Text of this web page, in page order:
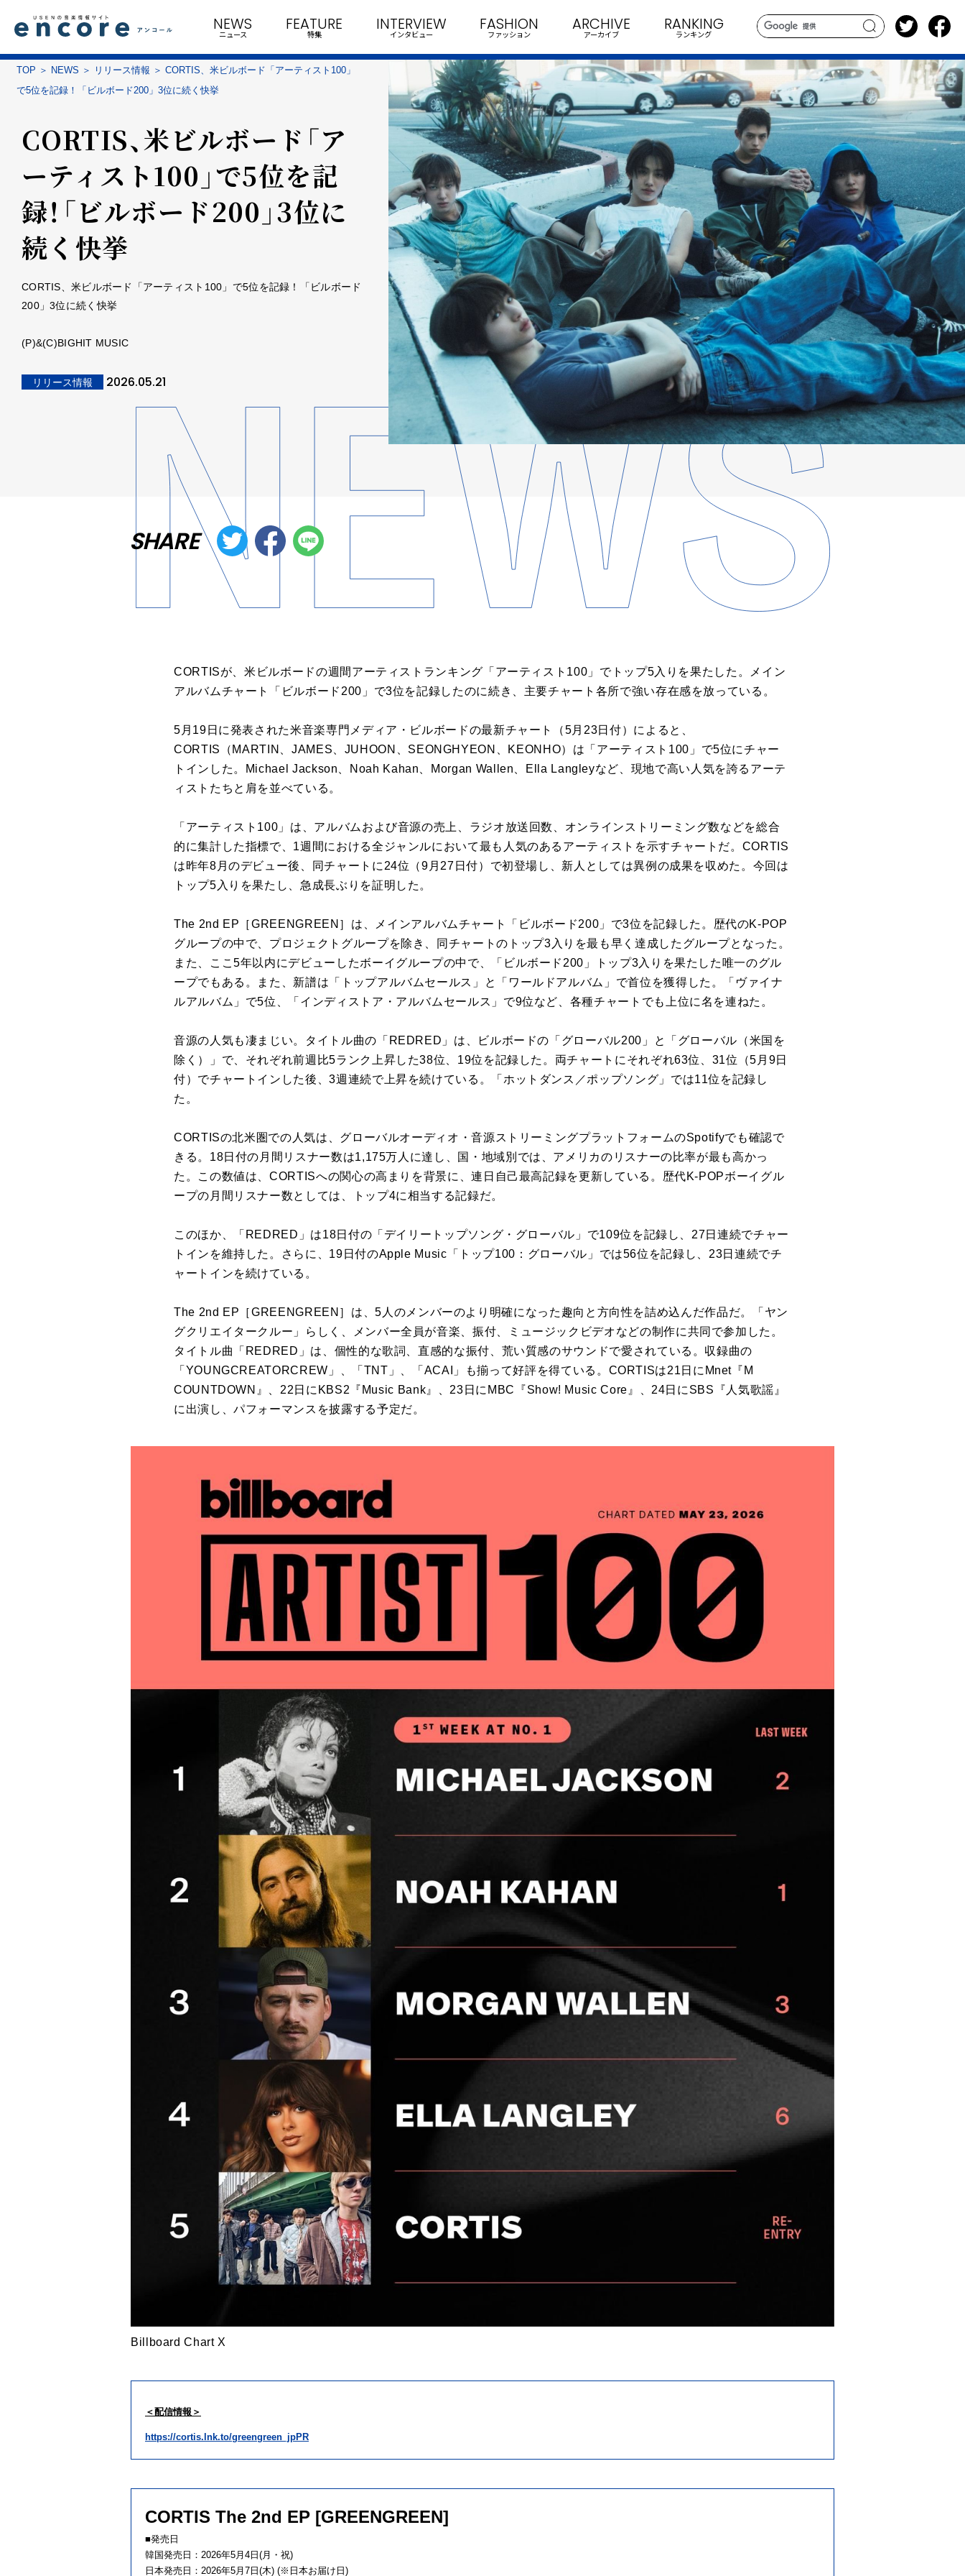
search
NEWS
ニュース
FEATURE
特集
INTERVIEW
インタビュー
FASHION
ファッション
ARCHIVE
アーカイブ
RANKING
ランキング
TOP NEWS リリース情報
CORTIS、米ビルボード「アーティスト100」
で5位を記録！「ビルボード200」3位に続く快挙
CORTIS、米ビルボード「ア
ーティスト100」で5位を記
録！「ビルボード200」3位に
続く快挙
CORTIS、米ビルボード「アーティスト100」で5位を記録！「ビルボード
200」3位に続く快挙
(P)&(C)BIGHIT MUSIC
リリース情報 2026.05.21
SHARE
CORTISが、米 ビルボードの週間 アーティスト ランキング「 アーティスト 100 」 でトップ5入り を果たした。メイン
アルバムチャート「 ビルボード 200 」 で3位を記録したのに続き、主要チャート各所で強い存在感を放っている。
5 月19日 に発表された米音楽専門メディア・ ビルボードの最新チャート（5月23日付） に よると、
CORTIS
（MARTIN、JAMES、JUHOON、SEONGHYEON、KEONHO）は「 アーティスト 100 」 で5位にチャー
トインした。Michael Jackson、Noah Kahan、Morgan Wallen、Ella Langleyなど、現地で高い人気を誇る アーテ
ィスト たちと肩 を並べている。
「 アーティスト 100 」は、アルバムおよび音源の売上、ラジオ放送回数、オンラインストリーミング数などを総合
的に集計した指標で、1週間に おける全ジャンルに おいて最も人気のある アーティスト を示すチャートだ。 CORTIS
は昨年8月のデビュー後、同チャート に 24位 （9月27日付） で初登場し、新人としては異例の成果を収めた。今回は
トップ5 入り を果たし、急成長ぶり を証明した。
The 2nd EP［GREENGREEN］は、メインアルバムチャート「 ビルボード200 」 で3位 を記録 した。歴代のK-POP
グループの中 で、プロジェクトグループを除き、同チャートのトップ3 入り を最も早く達成したグループとなった。
また、ここ5年以内にデビューしたボーイグループの中 で、「 ビルボード 200 」トップ3入り を果たした唯一のグル
ープでもある。また、新譜は「トップアルバムセールス」と「ワールドアルバム」 で首位 を獲得した。「ヴァイナ
ルアルバム」 で5位 、「インディストア・アルバムセールス」 で9位など、各種チャート でも上位に名 を連ねた。
音源の人気も凄まじい。タイトル曲の「REDRED」は、 ビルボードの「グローバル200 」と「グローバル（米国 を
除く）」 で、それぞれ前週比5ランク上昇した38位 、19位 を記録 した。両チャート に それぞれ63位 、31位 （5 月9日
付） でチャートインした後、3週連続で上昇を続けている。「ホットダンス／ポップソング」 では11位 を記録 し
た。
CORTISの北米圏 での人気は、グローバルオーディオ・音源ストリーミングプラットフォームのSpotifyでも確認で
きる。18日付の月間リスナー数は1,175万人 に達し、国・地域別 では、アメリカのリスナーの比率が最も高かっ
た。この数値は、CORTISへの関心の高まり を背景に 、連日自己最高記録を更新している。歴代K-POPボーイグル
ープの月間リスナー数としては、トップ4に相当する記録だ。
このほか、「REDRED」は18日付の「デイリートップソング・グローバル」 で109位 を記録 し、27日連続でチャー
トイン を維持した。さら に 、19日付のApple Music「トップ100 ：グローバル」 では56位 を記録 し、23日連続でチ
ャートインを続けている。
The 2nd EP［GREENGREEN］は、5 人のメンバーのより明確に なった趣向と方向性を詰め込んだ作品だ。「ヤン
グクリエイタークルー」らしく、メンバー全員が音楽、振付、ミュージックビデオなどの制作に共同 で参加した。
タイトル曲「REDRED」は、個性的な歌詞、直感的な振付、荒い質感のサウンドで愛されている。収録曲の
「YOUNGCREATORCREW」、「TNT」、「ACAI」も揃って好評を得ている。 CORTISは21日 に Mnet『M
COUNTDOWN』、22日 に KBS2『Music Bank』、23日 に MBC『Show! Music Core』、24日 に SBS『人気歌謡』
に 出演し、パフォーマンス を披露する予定だ。
Billboard Chart X
＜配信情報＞
https://cortis.lnk.to/greengreen_jpPR
CORTIS The 2nd EP [GREENGREEN]
■発売日
韓国発売日：2026年5月4日(月・祝)
日本発売日：2026年5月7日(木) (※日本お届け日)